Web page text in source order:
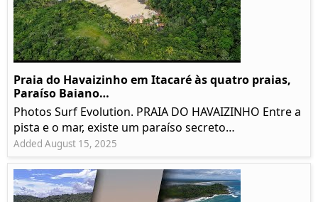
Praia do Havaizinho em Itacaré às quatro praias,
Paraíso Baiano…
Photos Surf Evolution. PRAIA DO HAVAIZINHO Entre a
pista e o mar, existe um paraíso secreto…
Added August 15, 2025